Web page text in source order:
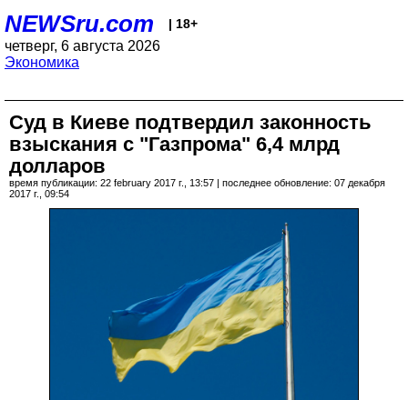
NEWSru.com | 18+
четверг, 6 августа 2026
Экономика
Суд в Киеве подтвердил законность
взыскания с "Газпрома" 6,4 млрд
долларов
время публикации: 22 february 2017 г., 13:57 | последнее обновление: 07 декабря
2017 г., 09:54